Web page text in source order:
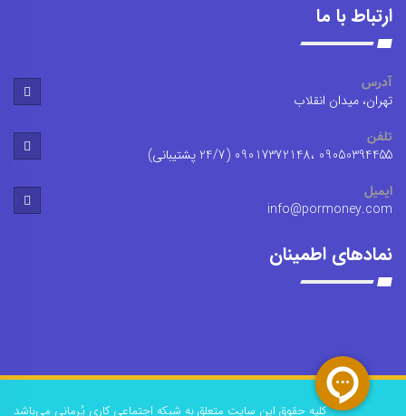
ارتباط با ما
آدرس
تهران، میدان انقلاب
تلفن
09050394455 ،09017372148 (24/7 پشتیبانی)
ایمیل
info@pormoney.com
نمادهای اطمینان
کلیه حقوق این سایت متعلق به شبکه اجتماعی کاری پُرمانی می‌باشد